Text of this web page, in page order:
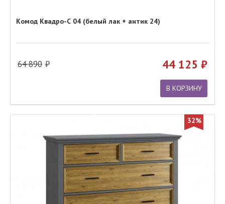
Комод Квадро-С 04 (белый лак + антик 24)
64 890 44 125
В КОРЗИНУ
32%